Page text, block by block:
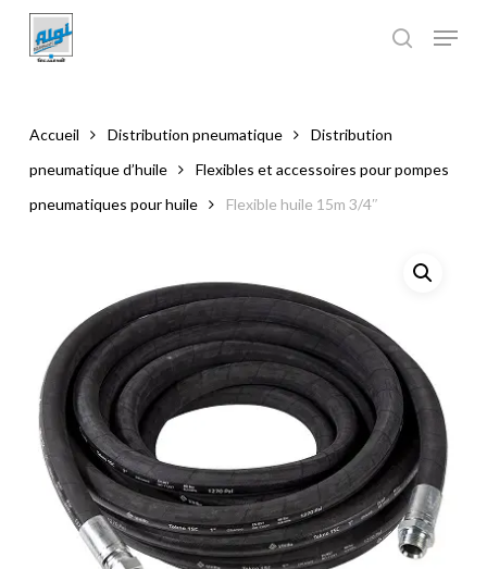
main
Accueil Distribution pneumatique
Distribution
pneumatique d’huile
Flexibles et accessoires pour pompes
pneumatiques pour huile
Flexible huile 15m 3/4″